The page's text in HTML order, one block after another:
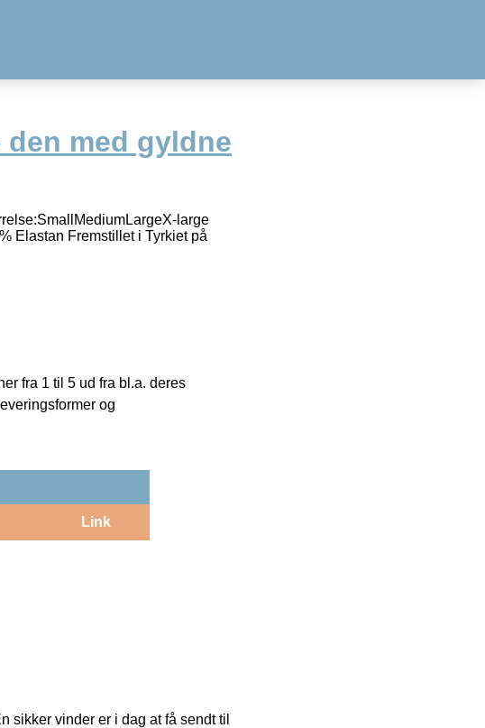
den med gyldne
large
Elastan Fremstillet i Tyrkiet på
fra 1 til 5 ud fra bl.a. deres
og
Link
sikker vinder er i dag at få sendt til